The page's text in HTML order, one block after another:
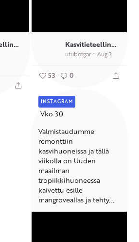
Kasvitieteellinen puutarha TY Kasvitieteellinen puutarha TY
utubotgar Aug 3
53 0
️ Vko 30
Valmistaudumme
remonttiin
kasvihuoneissa ja tällä
viikolla on Uuden
maailman
tropiikkihuoneessa
kaivettu esille
mangroveallas ja tehty...
INSTAGRAM